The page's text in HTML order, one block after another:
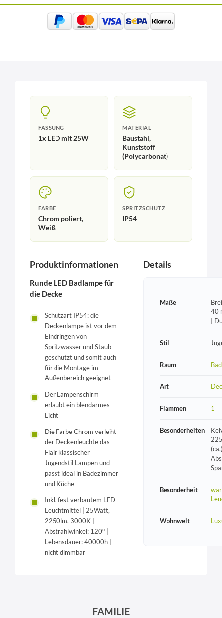
FASSUNG
1x LED mit 25W
MATERIAL
Baustahl,
Kunststoff
(Polycarbonat)
FARBE
Chrom poliert,
Weiß
SPRITZSCHUTZ
IP54
Produktinformationen
Runde LED Badlampe für
die Decke
Schutzart IP54: die
Deckenlampe ist vor dem
Eindringen von
Spritzwasser und Staub
geschützt und somit auch
für die Montage im
Außenbereich geeignet
Der Lampenschirm
erlaubt ein blendarmes
Licht
Die Farbe Chrom verleiht
der Deckenleuchte das
Flair klassischer
Jugendstil Lampen und
passt ideal in Badezimmer
und Küche
Inkl. fest verbautem LED
Leuchtmittel | 25Watt,
2250lm, 3000K |
Abstrahlwinkel: 120° |
Lebensdauer: 40000h |
nicht dimmbar
Details
Maße
40
|
Stil
Raum Bad
Art
Flammen 1
Besonderheiten
Besonderheit
Wohnwelt
FAMILIE